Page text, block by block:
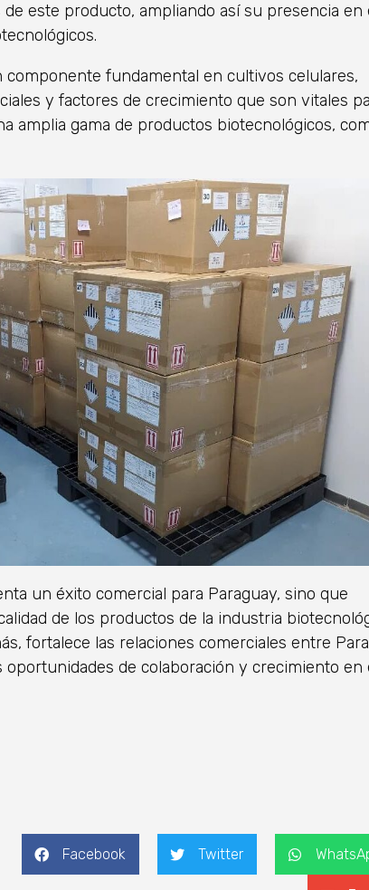
este producto, ampliando así su presencia en
componente fundamental en cultivos celulares,
y factores de crecimiento que son vitales
amplia gama de productos biotecnológicos,
un éxito comercial para Paraguay, sino que
de los productos de la industria
fortalece las relaciones comerciales entre
de colaboración y crecimiento en
Facebook Twitter